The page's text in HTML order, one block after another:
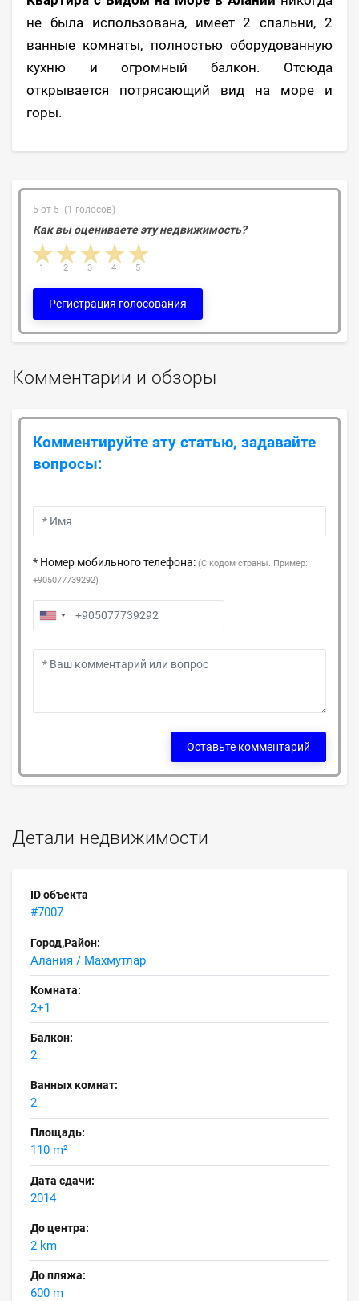
Детали недвижимости
ID объекта
#7007
Город,Район:
Алания / Махмутлар
Комната:
2+1
Балкон:
2
Ванных комнат:
2
Площадь:
110 m²
Дата сдачи:
2014
До центра:
2 km
До пляжа:
600 m
не была использована, имеет 2 спальни, 2
ванные комнаты, полностью оборудованную
кухню и огромный балкон. Отсюда
открывается потрясающий вид на море и
горы.
5 от 5 (1 голосов)
Как вы оцениваете эту недвижимость?
4 stars
3 stars
2 stars
1 star 5
4
3
2
1
Регистрация голосования
Комментарии и обзоры
Комментируйте эту статью, задавайте
вопросы:
* Номер мобильного телефона: (С кодом страны. Пример:
+905077739292)
Оставьте комментарий